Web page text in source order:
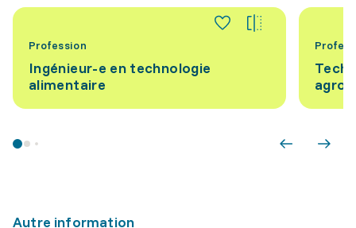
Profession
Ingénieur-e en technologie
alimentaire
Autre information